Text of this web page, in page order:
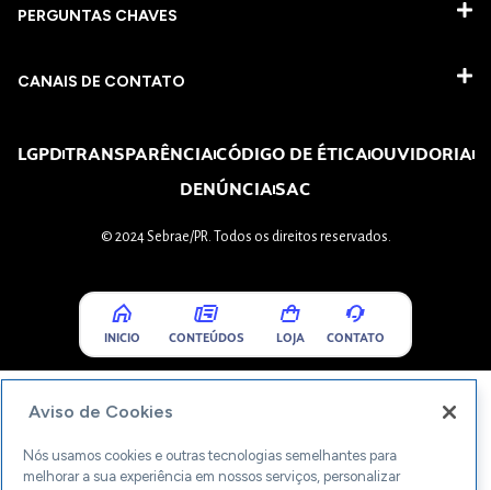
PERGUNTAS CHAVES​
CANAIS DE CONTATO
LGPDTRANSPARÊNCIACÓDIGO DE ÉTICAOUVIDORIA
DENÚNCIASAC
© 2024 Sebrae/PR. Todos os direitos reservados.
INICIO CONTEÚDOS LOJA CONTATO
Aviso de Cookies
Nós usamos cookies e outras tecnologias semelhantes para
melhorar a sua experiência em nossos serviços, personalizar